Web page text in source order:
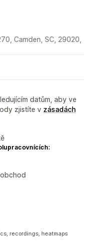
Camden, SC, 29020,
datům, aby ve
zjistíte v zásadách
recordings, heatmaps